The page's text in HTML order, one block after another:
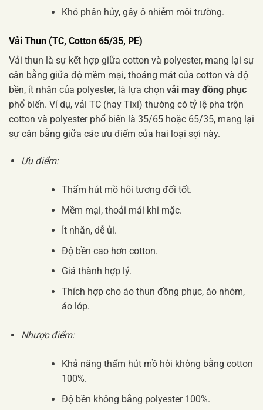
Khó phân hủy, gây ô nhiễm môi trường.
Vải Thun (TC, Cotton 65/35, PE)
Vải thun là sự kết hợp giữa cotton và polyester, mang lại sự
cân bằng giữa độ mềm mại, thoáng mát của cotton và độ
bền, ít nhăn của polyester, là lựa chọn vải may đồng phục
phổ biến. Ví dụ, vải TC (hay Tixi) thường có tỷ lệ pha trộn
cotton và polyester phổ biến là 35/65 hoặc 65/35, mang lại
sự cân bằng giữa các ưu điểm của hai loại sợi này.
Ưu điểm:
Thấm hút mồ hôi tương đối tốt.
Mềm mại, thoải mái khi mặc.
Ít nhăn, dễ ủi.
Độ bền cao hơn cotton.
Giá thành hợp lý.
Thích hợp cho áo thun đồng phục, áo nhóm,
áo lớp.
Nhược điểm:
Khả năng thấm hút mồ hôi không bằng cotton
100%.
Độ bền không bằng polyester 100%.